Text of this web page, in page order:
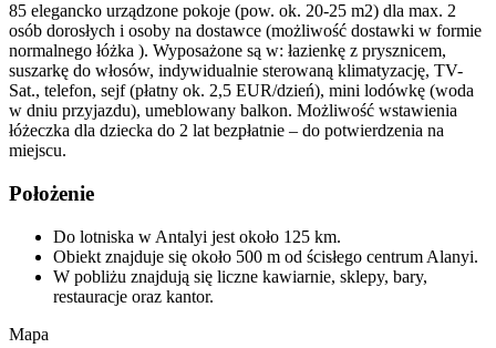
85 elegancko urządzone pokoje (pow. ok. 20-25 m2) dla max. 2
osób dorosłych i osoby na dostawce (możliwość dostawki w formie
normalnego łóżka ). Wyposażone są w: łazienkę z prysznicem,
suszarkę do włosów, indywidualnie sterowaną klimatyzację, TV-
Sat., telefon, sejf (płatny ok. 2,5 EUR/dzień), mini lodówkę (woda
w dniu przyjazdu), umeblowany balkon. Możliwość wstawienia
łóżeczka dla dziecka do 2 lat bezpłatnie – do potwierdzenia na
miejscu.
Położenie
Do lotniska w Antalyi jest około 125 km.
Obiekt znajduje się około 500 m od ścisłego centrum Alanyi.
W pobliżu znajdują się liczne kawiarnie, sklepy, bary,
restauracje oraz kantor.
Mapa